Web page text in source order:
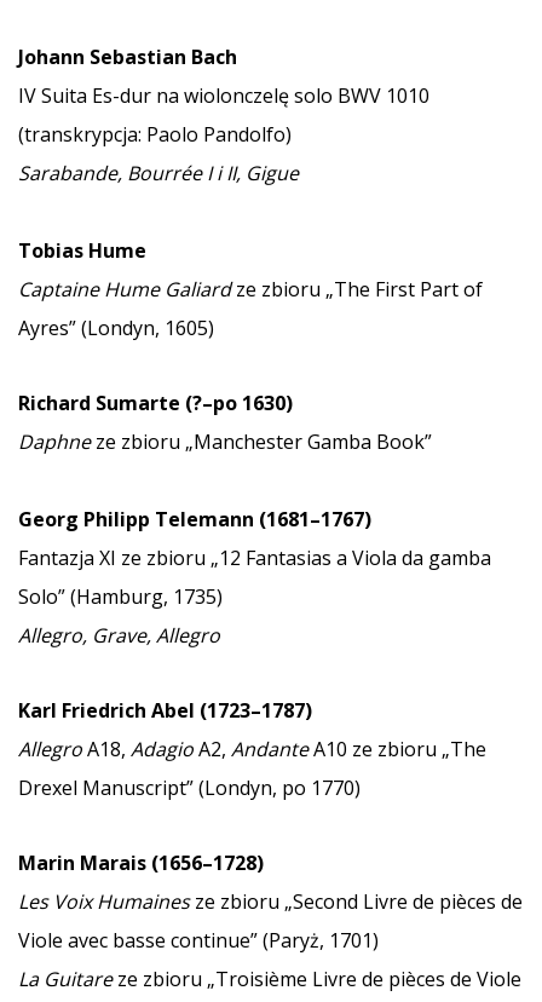
Johann Sebastian Bach
IV Suita Es-dur na wiolonczelę solo BWV 1010
(transkrypcja: Paolo Pandolfo)
Sarabande, Bourrée I i II, Gigue
Tobias Hume
Captaine Hume Galiardze zbioru „The First Part of
Ayres” (Londyn, 1605)
Richard Sumarte (?–po 1630)
Daphneze zbioru „Manchester Gamba Book”
Georg Philipp Telemann (1681–1767)
Fantazja XI ze zbioru „12 Fantasias a Viola da gamba
Solo” (Hamburg, 1735)
Allegro, Grave, Allegro
Karl Friedrich Abel (1723–1787)
AllegroA18, AdagioA2, AndanteA10 ze zbioru „The
Drexel Manuscript” (Londyn, po 1770)
Marin Marais (1656–1728)
Les Voix Humainesze zbioru „Second Livre de pièces de
Viole avec basse continue” (Paryż, 1701)
La Guitareze zbioru „Troisième Livre de pièces de Viole